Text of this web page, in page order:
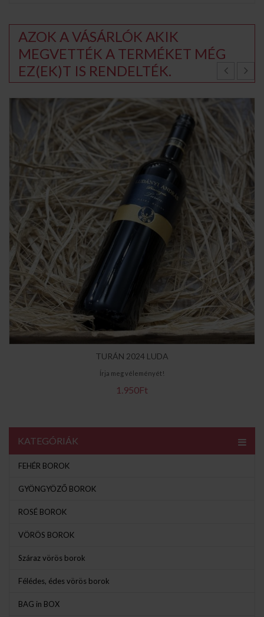
AZOK A VÁSÁRLÓK AKIK
MEGVETTÉK A TERMÉKET MÉG
EZ(EK)T IS RENDELTÉK.
TURÁN 2024 LUDA
Írja meg véleményét!
1.950Ft
KATEGÓRIÁK
FEHÉR BOROK
GYÖNGYÖZŐ BOROK
ROSÉ BOROK
VÖRÖS BOROK
Száraz vörös borok
Félédes, édes vörös borok
BAG in BOX